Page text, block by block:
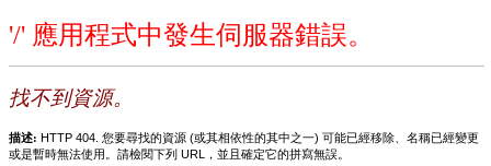
'/' 應用程式中發生伺服器錯誤。
找不到資源。
描述: HTTP 404. 您要尋找的資源 (或其相依性的其中之一) 可能已經移除、名稱已經變更
或是暫時無法使用。請檢閱下列 URL，並且確定它的拼寫無誤。